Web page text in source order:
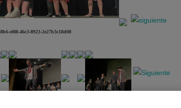
e8f8-46c3-8923-2e27b3c18d08